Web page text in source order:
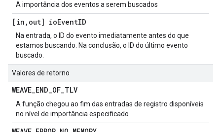
A importância dos eventos a serem buscados
[in , out] ioEventID
Na entrada, o ID do evento imediatamente antes do que
estamos buscando. Na conclusão, o ID do último evento
buscado.
Valores de retorno
WEAVE_END_OF_TLV
A função chegou ao fim das entradas de registro disponíveis
no nível de importância especificado